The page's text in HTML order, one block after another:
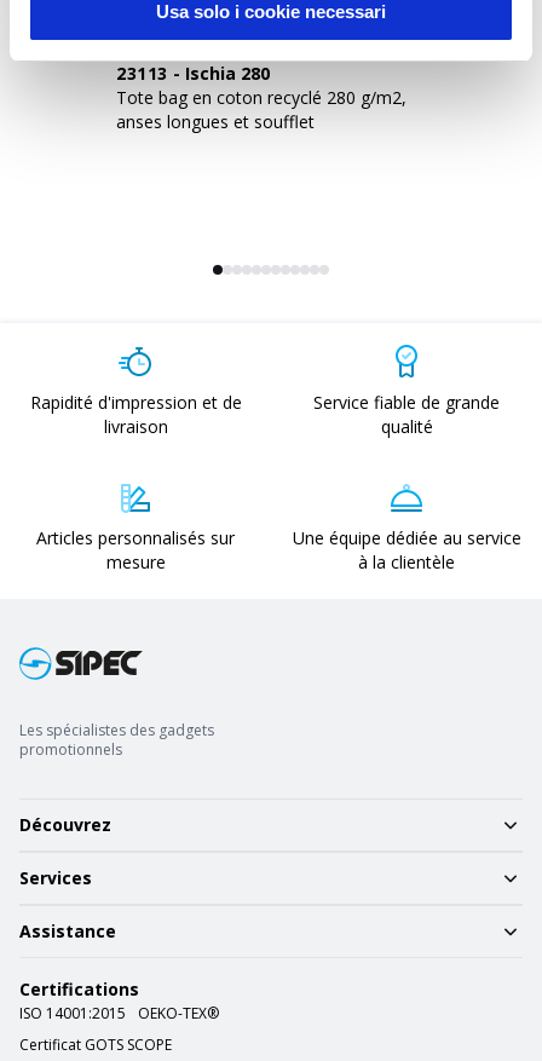
Usa solo i cookie necessari
23113 - Ischia 280
Tote bag en coton recyclé 280 g/m2,
anses longues et soufflet
Rapidité d'impression et de
livraison
Service fiable de grande
qualité
Articles personnalisés sur
mesure
Une équipe dédiée au service
à la clientèle
Les spécialistes des gadgets
promotionnels
Découvrez
Services
Assistance
Certifications
ISO 14001:2015
OEKO-TEX®
Certificat GOTS SCOPE